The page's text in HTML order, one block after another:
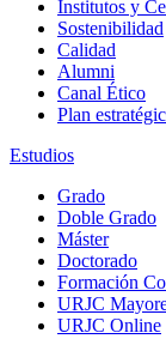
Institutos y
Sostenibilidad
Calidad
Alumni
Canal Ético
Plan
Estudios
Grado
Doble Grado
Máster
Doctorado
Formación
URJC
URJC Online